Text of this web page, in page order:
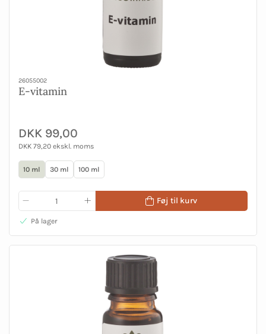
26055002
E-vitamin
DKK 99,00
DKK 79,20 ekskl. moms
10 ml 30 ml 100 ml
Føj til kurv
På lager